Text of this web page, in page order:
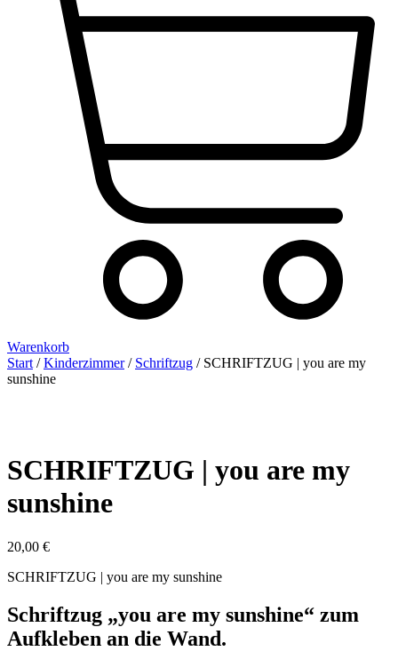
Warenkorb
Start /Kinderzimmer/ Schriftzug / SCHRIFTZUG | you are my
sunshine
SCHRIFTZUG | you are my
sunshine
20,00 €
SCHRIFTZUG | you are my sunshine
Schriftzug „you are my sunshine“ zum
Aufkleben an die Wand.